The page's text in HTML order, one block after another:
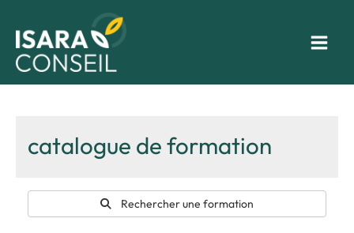
contenu
catalogue de formation
Rechercher une formation